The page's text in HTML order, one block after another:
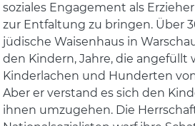
soziales Engagement als
zur Entfaltung zu bringen. Über
jüdische Waisenhaus in
den Kindern, Jahre, die angefüllt
Kinderlachen und Hunderten
Aber er verstand es sich den
ihnen umzugehen. Die